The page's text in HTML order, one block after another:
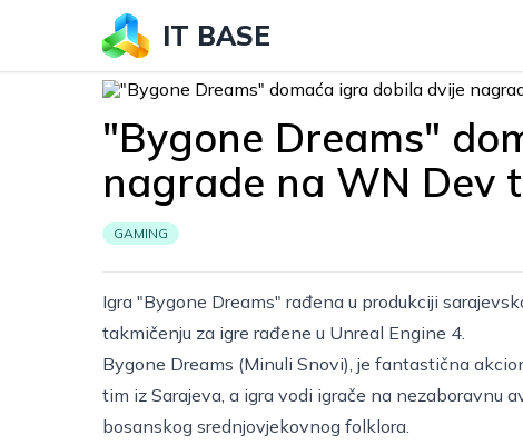
IT BASE
"Bygone Dreams"
nagrade na WN Dev
GAMING
Igra "Bygone Dreams" rađena u produkciji
takmičenju za igre rađene u Unreal Engine 4.
Bygone Dreams (Minuli Snovi), je fantastična
tim iz Sarajeva, a igra vodi igrače na nezaboravnu
bosanskog srednjovjekovnog folklora.